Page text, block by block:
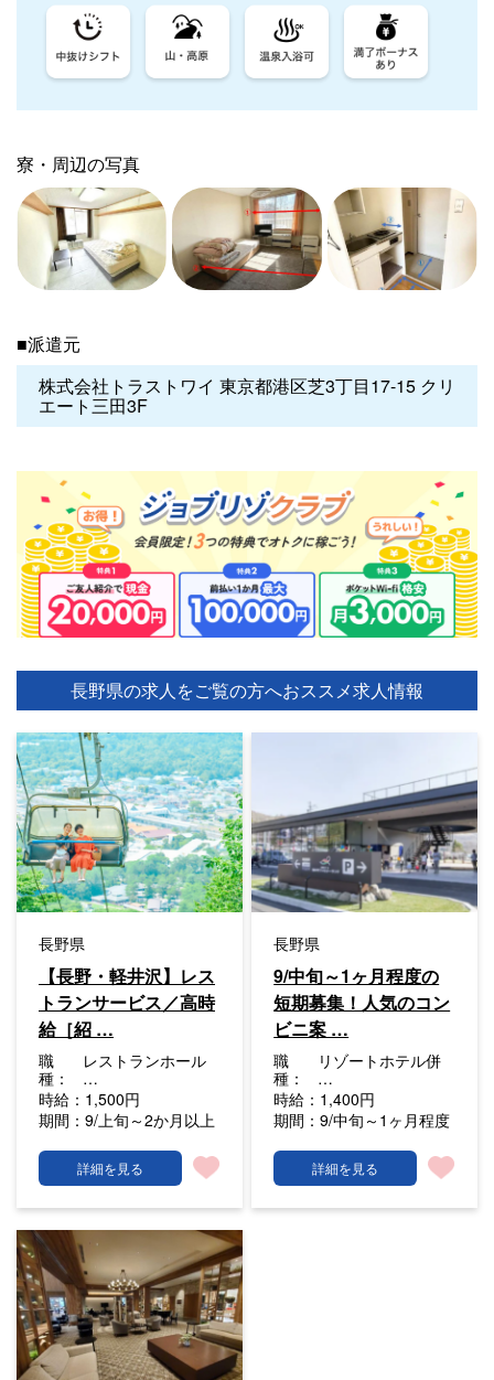
寮・周辺の写真
■派遣元
株式会社トラストワイ 東京都港区芝3丁目17-15 クリ
エート三田3F
長野県の求人をご覧の方へおススメ求人情報
長野県
【長野・軽井沢】レス
トランサービス／高時
給［紹 …
職
種：
レストランホール
…
時給： 1,500円
期間： 9/上旬～2か月以上
詳細を見る
長野県
9/中旬～1ヶ月程度の
短期募集！人気のコン
ビニ案 …
職
種：
リゾートホテル併
…
時給： 1,400円
期間：9/中旬～1ヶ月程度
詳細を見る